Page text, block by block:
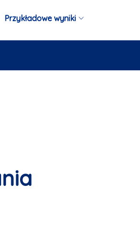
Przykładowe wyniki